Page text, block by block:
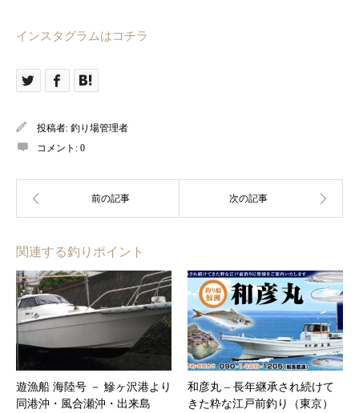
インスタグラムはコチラ
投稿者: 釣り場管理者
コメント: 0
関連する釣りポイント
遊漁船 海陸号 － 鰺ヶ沢港より
同港沖・風合瀬沖・出来島
和彦丸 – 長年継承され続けて
きた粋な江戸前釣り（東京）